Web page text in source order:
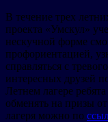
В течение трех
проекта «Умскул»
нескучной форме
профориентацией,
справляться с
интересных друзей
Летнем лагере
обменять на призы
лагеря можно по